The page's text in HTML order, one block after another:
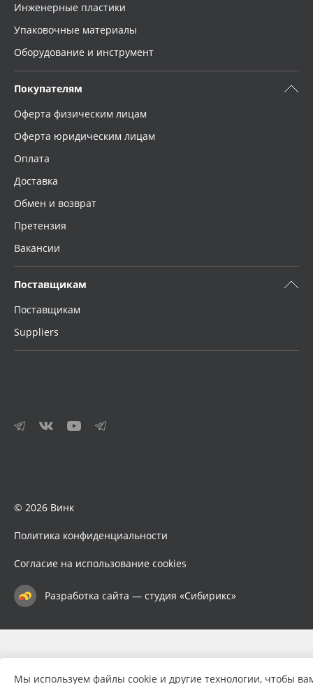
Инженерные пластики
Упаковочные материалы
Оборудование и инструмент
Покупателям
Оферта физическим лицам
Оферта юридическим лицам
Оплата
Доставка
Обмен и возврат
Претензия
Вакансии
Поставщикам
Поставщикам
Suppliers
© 2026 Винк
Политика конфиденциальности
Согласие на использование cookies
Разработка сайта — студия «Сибирикс»
Мы используем файлы cookie и другие технологии, чтобы